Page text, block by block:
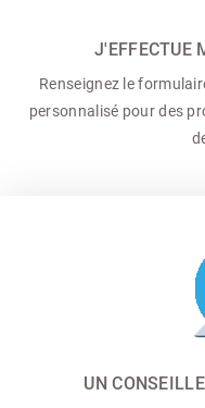
J'EFFECTUE
Renseignez le
personnalisé pour des
UN